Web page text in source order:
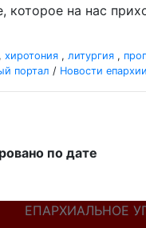
которое на нас
, хиротония , литургия ,
портал / Новости епархии
по дате
ЕПАРХИАЛЬНОЕ